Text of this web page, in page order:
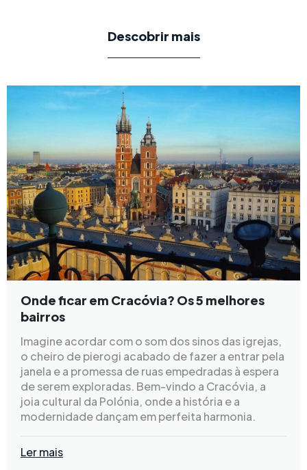
Descobrir mais
Onde ficar em Cracóvia? Os 5 melhores
bairros
Imagine acordar com o som dos sinos das igrejas,
o cheiro de pierogi acabado de fazer a entrar pela
janela e a promessa de ruas empedradas à espera
de serem exploradas. Bem-vindo a Cracóvia, a
joia cultural da Polónia, onde a história e a
modernidade dançam em perfeita harmonia.
Ler mais